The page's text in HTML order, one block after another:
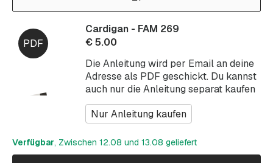
Die Anleitung wird per Email an deine
Adresse als PDF geschickt. Du kannst
auch nur die Anleitung separat kaufen
Nur Anleitung kaufen
Cardigan - FAM 269
€5.00
Verfügbar, Zwischen 12.08 und 13.08 geliefert